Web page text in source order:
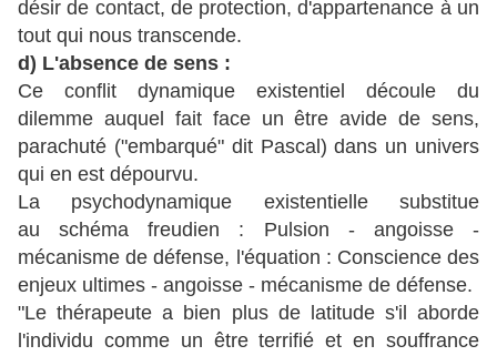
désir de contact, de protection, d'appartenance à un
tout qui nous transcende.
d) L'absence de sens :
Ce conflit dynamique existentiel découle du
dilemme auquel fait face un être avide de sens,
parachuté ("embarqué" dit Pascal) dans un univers
qui en est dépourvu.
La psychodynamique existentielle substitue
au schéma freudien : Pulsion - angoisse -
mécanisme de défense, l'équation : Conscience des
enjeux ultimes - angoisse - mécanisme de défense.
"Le thérapeute a bien plus de latitude s'il aborde
l'individu comme un être terrifié et en souffrance